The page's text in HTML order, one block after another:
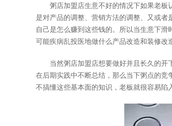
粥店加盟店生意不好的情况下如果老板
是对产品的调整、营销方法的调整、又或
自己是怎么赚到这些钱的。所以当生意下
可能疾病乱投医地做什么产品改造和装修改
当然粥店加盟店想要做好并且长久的开下
在后期实践中不断总结，那么当下粥点的
不搞懂这些基本面的知识，老板就很容易陷